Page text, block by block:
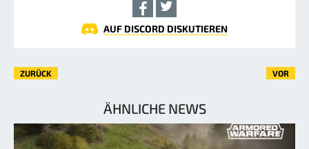
AUF DISCORD DISKUTIEREN
ZURÜCK VOR
ÄHNLICHE NEWS